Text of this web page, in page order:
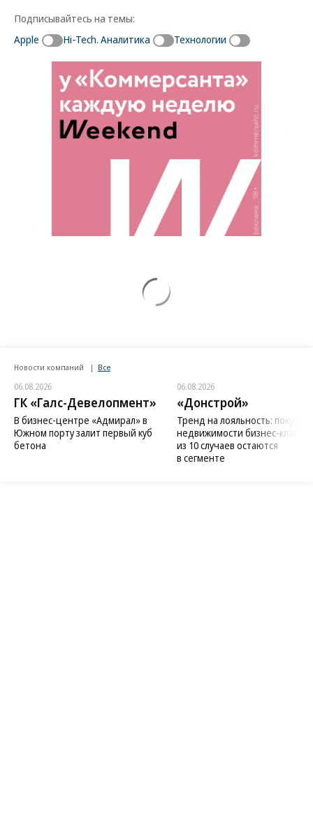
Подписывайтесь на темы:
Apple
Hi-Tech. Аналитика Технологии
Новости компаний Все
06.08.2026
ГК «Галс-Девелопмент»
В бизнес-центре «Адмирал» в
Южном порту залит первый куб
бетона
06.08.2026
«Донстрой»
Тренд на лояльность:
недвижимости бизнес-класса
из 10 случаев остаются
в сегменте